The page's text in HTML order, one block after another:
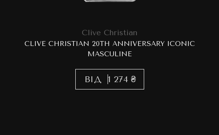
Clive Christian
CLIVE CHRISTIAN 20TH ANNIVERSARY ICONIC
MASCULINE
ВІД 1 274 ₴